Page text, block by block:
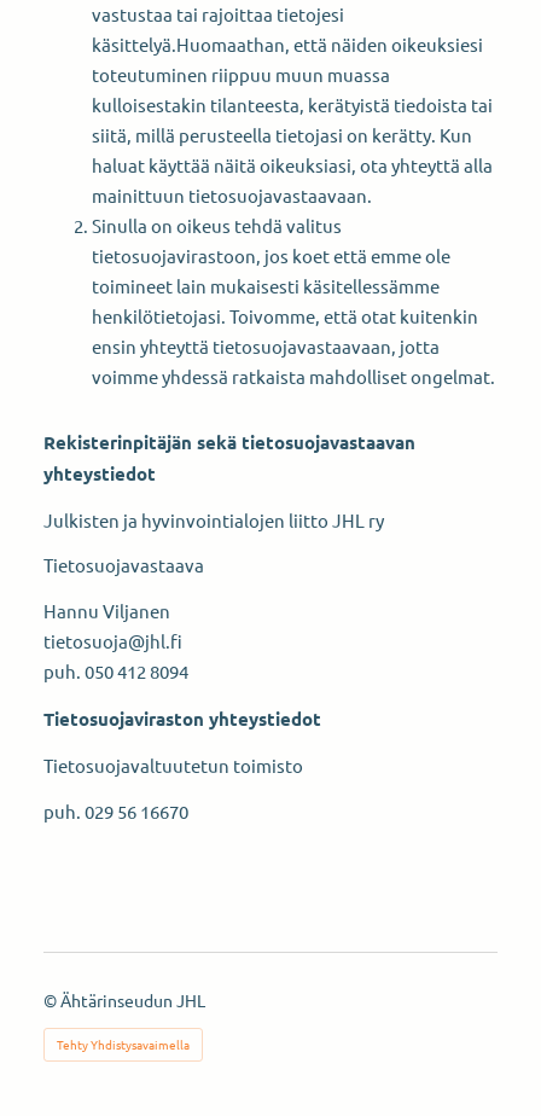
vastustaa tai rajoittaa tietojesi
käsittelyä.Huomaathan, että näiden oikeuksiesi
toteutuminen riippuu muun muassa
kulloisestakin tilanteesta, kerätyistä tiedoista tai
siitä, millä perusteella tietojasi on kerätty. Kun
haluat käyttää näitä oikeuksiasi, ota yhteyttä alla
mainittuun tietosuojavastaavaan.
Sinulla on oikeus tehdä valitus
tietosuojavirastoon, jos koet että emme ole
toimineet lain mukaisesti käsitellessämme
henkilötietojasi. Toivomme, että otat kuitenkin
ensin yhteyttä tietosuojavastaavaan, jotta
voimme yhdessä ratkaista mahdolliset ongelmat.
Rekisterinpitäjän sekä tietosuojavastaavan
yhteystiedot
Julkisten ja hyvinvointialojen liitto JHL ry
Tietosuojavastaava
Hannu Viljanen
tietosuoja@jhl.fi
puh. 050 412 8094
Tietosuojaviraston yhteystiedot
Tietosuojavaltuutetun toimisto
puh. 029 56 16670
©Ähtärinseudun JHL
Tehty Yhdistysavaimella